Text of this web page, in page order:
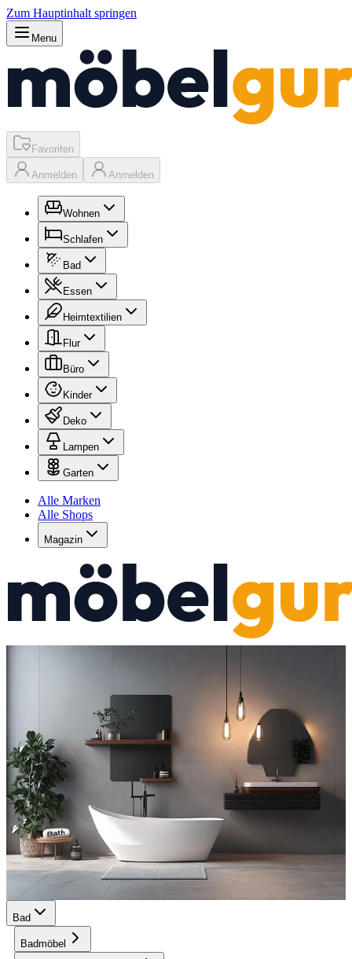
Zum Hauptinhalt springen
Menu
Favoriten
Anmelden Anmelden
Wohnen
Schlafen
Bad
Essen
Heimtextilien
Flur
Büro
Kinder
Deko
Lampen
Garten
Alle Marken
Alle Shops
Magazin
Bad
Badmöbel